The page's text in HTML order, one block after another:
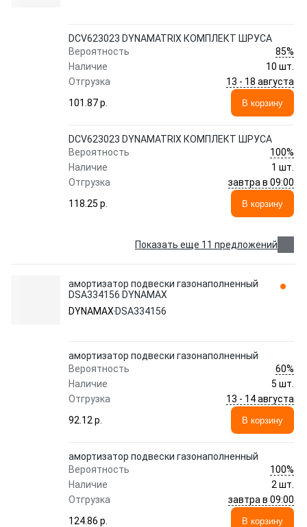
DCV623023 DYNAMATRIX КОМПЛЕКТ ШРУСА
Вероятность
85%
Наличие
10 шт.
Отгрузка
13 - 18 августа
101.87 p.
В корзину
DCV623023 DYNAMATRIX КОМПЛЕКТ ШРУСА
Вероятность
100%
Наличие
1 шт.
Отгрузка
завтра в 09:00
118.25 p.
В корзину
Показать еще 11 предложений
амортизатор подвески газонаполненный
DSA334156 DYNAMAX
DYNAMAX DSA334156
амортизатор подвески газонаполненный
Вероятность
60%
Наличие
5 шт.
Отгрузка
13 - 14 августа
92.12 p.
В корзину
амортизатор подвески газонаполненный
Вероятность
100%
Наличие
2 шт.
Отгрузка
завтра в 09:00
124.86 p.
В корзину